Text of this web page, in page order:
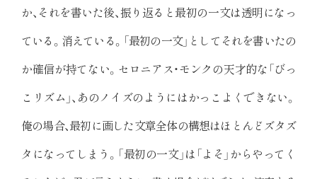
か、それを書いた後、振り返ると最初の一文は透明になっ
ている。消えている。「最初の一文」としてそれを書いたの
か確信が持てない。セロニアス・モンクの天才的な「びっ
こリズム」、あのノイズのようにはかっこよくできない。
俺の場合、最初に画した文章全体の構想はほとんどズタズ
タになってしまう。「最初の一文」は「よそ」からやってく